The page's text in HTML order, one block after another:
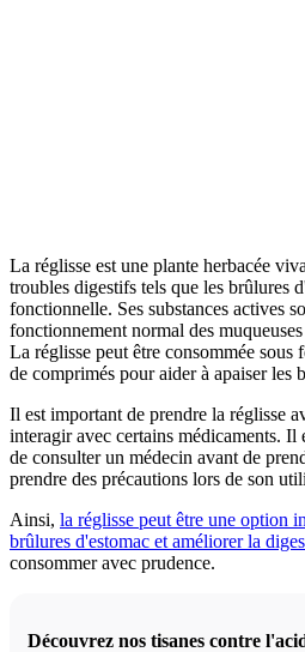
La réglisse est une plante herbacée
troubles digestifs tels que les brûlures
fonctionnelle. Ses substances actives
fonctionnement normal des
La réglisse peut être consommée sous
de comprimés pour aider à apaiser les
Il est important de prendre la réglisse
interagir avec certains médicaments. Il
de consulter un médecin avant de
prendre des précautions lors de son
Ainsi, la réglisse peut être une option
brûlures d'estomac et améliorer la
consommer avec prudence.
Découvrez nos tisanes contre